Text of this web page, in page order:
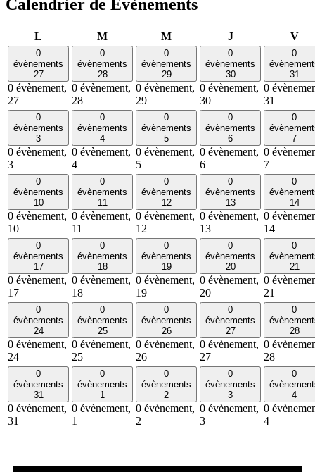
Calendrier de Évènements
L Mmardi Mmercredi Jjeudi V
0
évènements
27
0 évènement,
27
0
évènements
28
0 évènement,
28
0
évènements
29
0 évènement,
29
0
évènements
30
0 évènement,
30
0
31
0
31
0
évènements
3
0 évènement,
3
0
évènements
4
0 évènement,
4
0
évènements
5
0 évènement,
5
0
évènements
6
0 évènement,
6
0
7
0
7
0
évènements
10
0 évènement,
10
0
évènements
11
0 évènement,
11
0
évènements
12
0 évènement,
12
0
évènements
13
0 évènement,
13
0
14
0
14
0
évènements
17
0 évènement,
17
0
évènements
18
0 évènement,
18
0
évènements
19
0 évènement,
19
0
évènements
20
0 évènement,
20
0
21
0
21
0
évènements
24
0 évènement,
24
0
évènements
25
0 évènement,
25
0
évènements
26
0 évènement,
26
0
évènements
27
0 évènement,
27
0
28
0
28
0
évènements
31
0 évènement,
31
0
évènements
1
0 évènement,
1
0
évènements
2
0 évènement,
2
0
évènements
3
0 évènement,
3
0
4
0
4